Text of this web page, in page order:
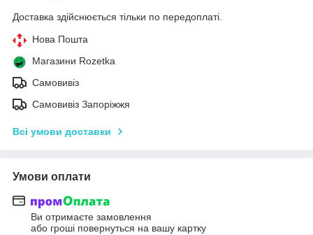
Доставка здійснюється тільки по передоплаті.
Нова Пошта
Магазини Rozetka
Самовивіз
Самовивіз Запоріжжя
Всі умови доставки
Умови оплати
Ви отримаєте замовлення
або гроші повернуться на вашу картку